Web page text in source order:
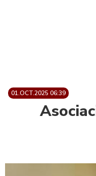
01.OCT.2025 06:39